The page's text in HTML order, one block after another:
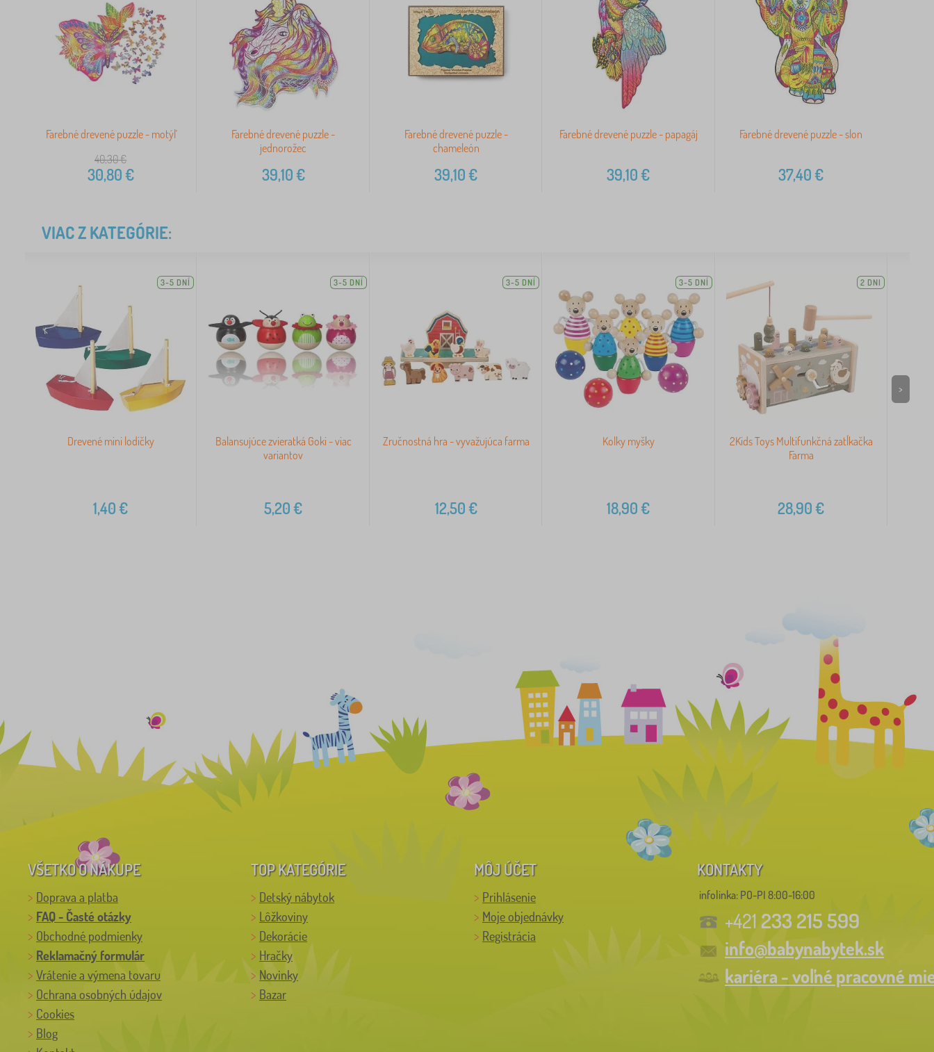
Farebné drevené puzzle - motýľ
40,30€
30,80€
Farebné drevené puzzle -
jednorožec
39,10€
Farebné drevené puzzle -
chameleón
39,10€
Farebné drevené puzzle - papagáj
39,10€
Farebné drevené puzzle - slon
37,40€
VIAC Z KATEGÓRIE:
3-5 DNÍ
Drevené mini lodičky
1,40€
3-5 DNÍ
Balansujúce zvieratká Goki - viac
variantov
5,20€
3-5 DNÍ
Zručnostná hra - vyvažujúca farma
12,50€
3-5 DNÍ
Kolky myšky
18,90€
2 DNI
2Kids Toys Multifunkčná zatĺkačka
Farma
28,90€
>
VŠETKO O NÁKUPE
Doprava a platba
FAQ - Časté otázky
Obchodné podmienky
Reklamačný formulár
Vrátenie a výmena tovaru
Ochrana osobných údajov
Cookies
Blog
TOP KATEGÓRIE
Detský nábytok
Lôžkoviny
Dekorácie
Hračky
Novinky
Bazar
MÔJ ÚČET
Prihlásenie
Moje objednávky
Registrácia
KONTAKTY
infolinka: PO-PI 8:00-16:00
+421 233 215 599
info@babynabytek.sk
kariéra - voľné pracovné